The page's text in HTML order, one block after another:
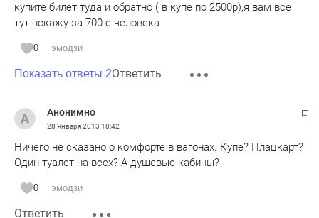
купите билет туда и обратно ( в купе по 2500р),я вам все
тут покажу за 700 с человека
0 эмодзи
Показать ответы 2Ответить
Анонимно
28 Января 2013 18:42
Ничего не сказано о комфорте в вагонах. Купе? Плацкарт?
Один туалет на всех? А душевые кабины?
0 эмодзи
Ответить